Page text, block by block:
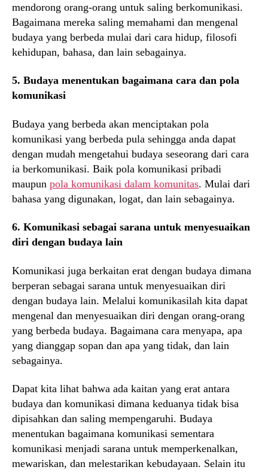
mendorong orang-orang untuk saling berkomunikasi.
Bagaimana mereka saling memahami dan mengenal
budaya yang berbeda mulai dari cara hidup, filosofi
kehidupan, bahasa, dan lain sebagainya.
5. Budaya menentukan bagaimana cara dan pola
komunikasi
Budaya yang berbeda akan menciptakan pola
komunikasi yang berbeda pula sehingga anda dapat
dengan mudah mengetahui budaya seseorang dari cara
ia berkomunikasi. Baik pola komunikasi pribadi
maupun pola komunikasi dalam komunitas. Mulai dari
bahasa yang digunakan, logat, dan lain sebagainya.
6. Komunikasi sebagai sarana untuk menyesuaikan
diri dengan budaya lain
Komunikasi juga berkaitan erat dengan budaya dimana
berperan sebagai sarana untuk menyesuaikan diri
dengan budaya lain. Melalui komunikasilah kita dapat
mengenal dan menyesuaikan diri dengan orang-orang
yang berbeda budaya. Bagaimana cara menyapa, apa
yang dianggap sopan dan apa yang tidak, dan lain
sebagainya.
Dapat kita lihat bahwa ada kaitan yang erat antara
budaya dan komunikasi dimana keduanya tidak bisa
dipisahkan dan saling mempengaruhi. Budaya
menentukan bagaimana komunikasi sementara
komunikasi menjadi sarana untuk memperkenalkan,
mewariskan, dan melestarikan kebudayaan. Selain itu